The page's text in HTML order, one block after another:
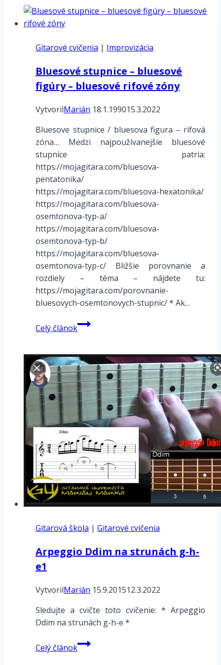
Gitarové cvičenia | Improvizácia
Bluesové stupnice – bluesové
figúry – bluesové rifové zóny
VytvorilMarián 18.1.199015.3.2022
Bluesove stupnice / bluesova figura – rifová
zóna… Medzi najpoužívanejšie bluesové
stupnice patria:
https://mojagitara.com/bluesova-
pentatonika/
https://mojagitara.com/bluesova-hexatonika/
https://mojagitara.com/bluesova-
osemtonova-typ-a/
https://mojagitara.com/bluesova-
osemtonova-typ-b/
https://mojagitara.com/bluesova-
osemtonova-typ-c/ Bližšie porovnanie a
rozdiely – téma – nájdete tu:
https://mojagitara.com/porovnanie-
bluesovych-osemtonovych-stupnic/ * Ak…
Celý článokBluesové
stupnice
bluesové
figúry
–
bluesové
rifové
zóny
Gitarová škola | Gitarové cvičenia
Arpeggio Ddim na strunách g-h-
e1
VytvorilMarián 15.9.201512.3.2022
Sledujte a cvičte toto cvičenie: * Arpeggio
Ddim na strunách g-h-e *
Celý článokArpeggio
Ddim